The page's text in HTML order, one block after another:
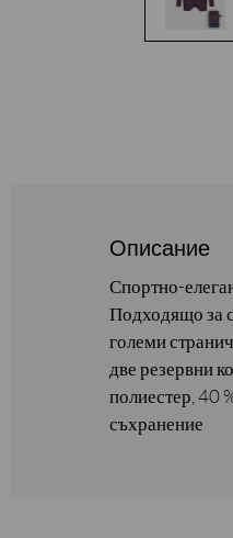
Описание
Спортно-
Подходящо за
големи
две резервни
полиестер, 40
съхранение